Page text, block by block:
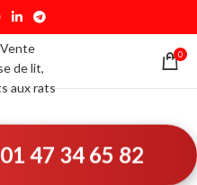
0
01 47 34 65 82